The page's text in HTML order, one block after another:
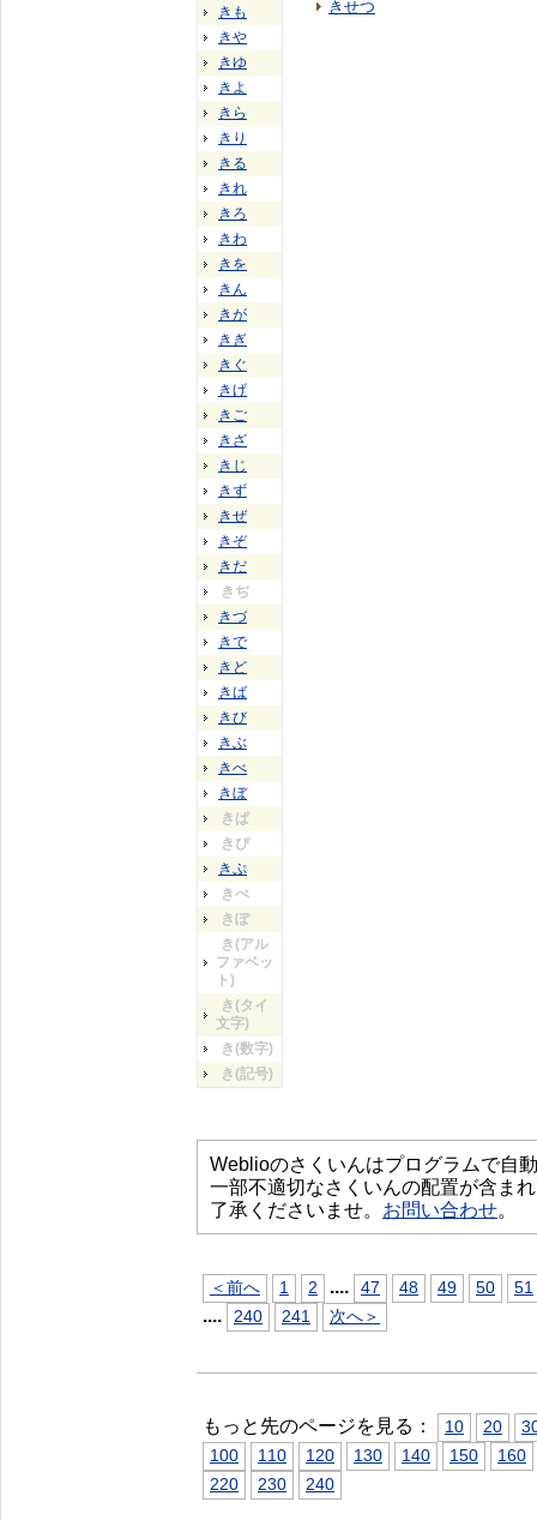
きも
きや
きゆ
きよ
きら
きり
きる
きれ
きろ
きわ
きを
きん
きが
きぎ
きぐ
きげ
きご
きざ
きじ
きず
きぜ
きぞ
きだ
きぢ
きづ
きで
きど
きば
きび
きぶ
きべ
きぼ
きぱ
きぴ
きぷ
きぺ
きぽ
き(アル
ファベッ
ト)
き(タイ
文字)
き(数字)
き(記号)
きせつ
Weblioのさくいんはプログラムで自
一部不適切なさくいんの配置が含ま
了承くださいませ。 お問い合わせ。
＜前へ 1 2 .... 47 48 49 50 51
.... 240 241 次へ＞
もっと先のページを見る： 10 20
100
110 120 130 140 150
160
220
230 240